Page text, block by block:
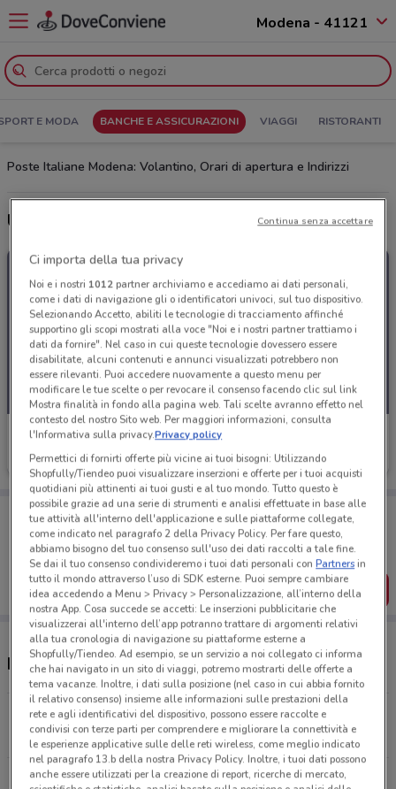
Modena - 41121
E MODA BANCHE E ASSICURAZIONI VIAGGI RISTORANTI
Poste Italiane Modena: Volantino, Orari di apertura e Indirizzi
Ultime offerte del volantino Poste Italiane
Poste Italiane
Scade il 06/10
Porta DoveConviene sempre con te!
Puoi trovare le migliori offerte dei negozi vicino a te,
salvarle e creare la tua lista del risparmio, comodamente
dal tuo cellulare.
SCARICA L’APP
Negozi Poste Italiane a Modena
Via Modonella, 8 Modena
50 m
APERTO
Via Emilia Est, 132 Modena
Ci importa della tua privacy
Noi e i nostri 1012partner archiviamo e accediamo ai dati personali,
come i dati di navigazione gli o identificatori univoci, sul tuo dispositivo.
Selezionando Accetto, abiliti le tecnologie di tracciamento affinché
supportino gli scopi mostrati alla voce "Noi e i nostri partner trattiamo i
dati da fornire". Nel caso in cui queste tecnologie dovessero essere
disabilitate, alcuni contenuti e annunci visualizzati potrebbero non
essere rilevanti. Puoi accedere nuovamente a questo menu per
modificare le tue scelte o per revocare il consenso facendo clic sul link
Mostra finalità in fondo alla pagina web. Tali scelte avranno effetto nel
contesto del nostro Sito web. Per maggiori informazioni, consulta
l'Informativa sulla privacy.Privacy policy
Permettici di fornirti offerte più vicine ai tuoi bisogni: Utilizzando
Shopfully/Tiendeo puoi visualizzare inserzioni e offerte per i tuoi acquisti
quotidiani più attinenti ai tuoi gusti e al tuo mondo. Tutto questo è
possibile grazie ad una serie di strumenti e analisi effettuate in base alle
tue attività all'interno dell'applicazione e sulle piattaforme collegate,
come indicato nel paragrafo 2 della Privacy Policy. Per fare questo,
abbiamo bisogno del tuo consenso sull'uso dei dati raccolti a tale fine.
Se dai il tuo consenso condivideremo i tuoi dati personali conPartnersin
tutto il mondo attraverso l’uso di SDK esterne. Puoi sempre cambiare
idea accedendo a Menu > Privacy > Personalizzazione, all’interno della
nostra App. Cosa succede se accetti: Le inserzioni pubblicitarie che
visualizzerai all'interno dell’app potranno trattare di argomenti relativi
alla tua cronologia di navigazione su piattaforme esterne a
Shopfully/Tiendeo. Ad esempio, se un servizio a noi collegato ci informa
che hai navigato in un sito di viaggi, potremo mostrarti delle offerte a
tema vacanze. Inoltre, i dati sulla posizione (nel caso in cui abbia fornito
il relativo consenso) insieme alle informazioni sulle prestazioni della
rete e agli identificativi del dispositivo, possono essere raccolte e
condivisi con terze parti per comprendere e migliorare la connettività e
le esperienze applicative sulle delle reti wireless, come meglio indicato
nel paragrafo 13.b della nostra Privacy Policy. Inoltre, i tuoi dati possono
anche essere utilizzati per la creazione di report, ricerche di mercato,
Continua senza accettare